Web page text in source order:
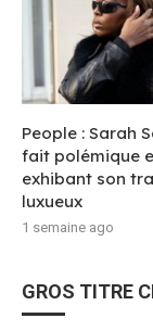
People : Sarah
fait polémique
exhibant son
luxueux
1 semaine ago
GROS TITRE